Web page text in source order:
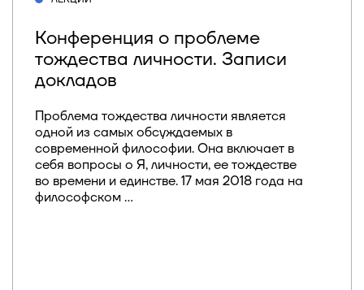
Конференция о проблеме
тождества личности. Записи
докладов
Проблема тождества личности является
одной из самых обсуждаемых в
современной философии. Она включает в
себя вопросы о Я, личности, ее тождестве
во времени и единстве. 17 мая 2018 года на
философском ...